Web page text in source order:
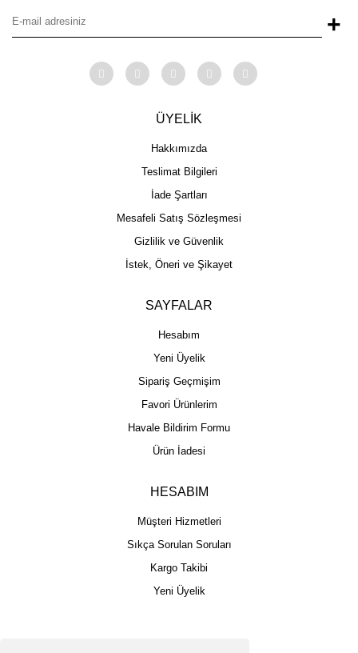
+
ÜYELİK
Hakkımızda
Teslimat Bilgileri
İade Şartları
Mesafeli Satış Sözleşmesi
Gizlilik ve Güvenlik
İstek, Öneri ve Şikayet
SAYFALAR
Hesabım
Yeni Üyelik
Sipariş Geçmişim
Favori Ürünlerim
Havale Bildirim Formu
Ürün İadesi
HESABIM
Müşteri Hizmetleri
Sıkça Sorulan Soruları
Kargo Takibi
Yeni Üyelik